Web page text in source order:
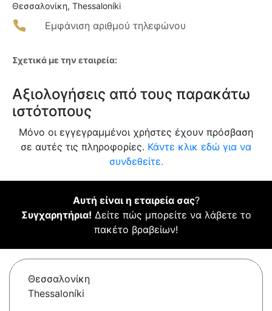
Θεσσαλονίκη, Thessaloníki
Εμφάνιση αριθμού τηλεφώνου
Σχετικά με την εταιρεία:
Αξιολογήσεις από τους παρακάτω
ιστότοπους
Μόνο οι εγγεγραμμένοι χρήστες έχουν πρόσβαση
σε αυτές τις πληροφορίες. Κάντε κλικ εδώ για να
συνδεθείτε.
Αυτή είναι η εταιρεία σας?
Συγχαρητήρια! Δείτε πώς μπορείτε να λάβετε το
πακέτο βραβείων!
Θεσσαλονίκη
Thessaloníki